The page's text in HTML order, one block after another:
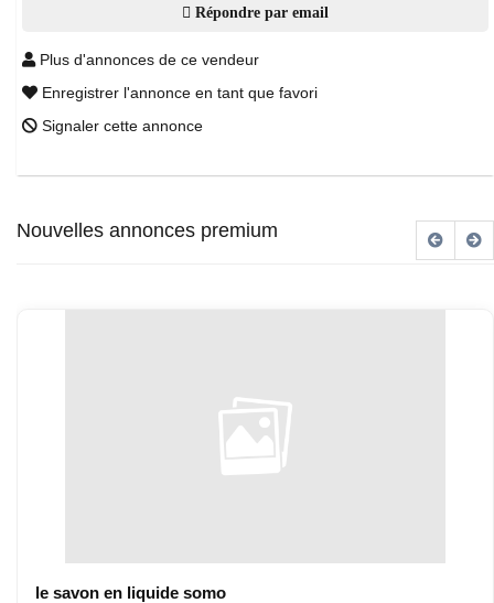
Répondre par email
Plus d'annonces de ce vendeur
Enregistrer l'annonce en tant que favori
Signaler cette annonce
Nouvelles annonces premium
le savon en liquide somo